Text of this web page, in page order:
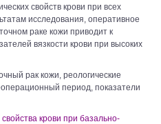
свойств крови при всех
исследования, оперативное
раке кожи приводит к
вязкости крови при высоких
рак кожи, реологические
период, показатели
свойства крови при базально-